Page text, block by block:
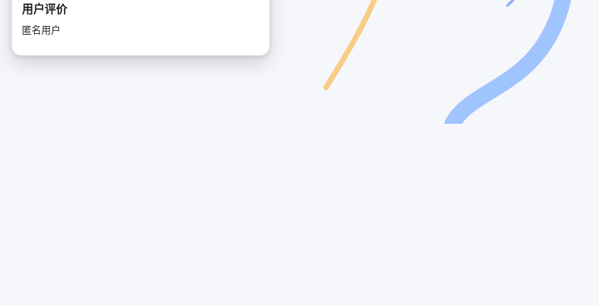
用户评价
匿名用户